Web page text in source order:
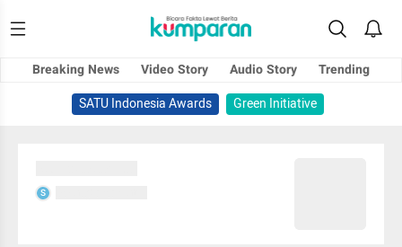
Breaking News Video Story Audio Story
Trending
SATU Indonesia Awards
Green Initiative
S